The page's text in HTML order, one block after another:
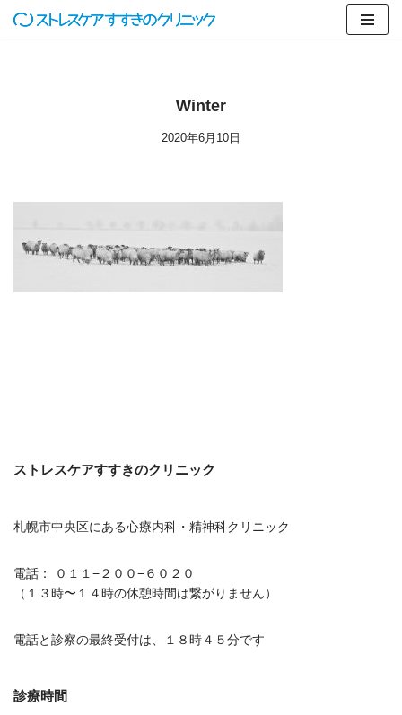
ッ
Winter
2020年6月10日
ストレスケアすすきのクリニック
札幌市中央区にある心療内科・精神科クリニック
電話： ０１１−２００−６０２０
（１３時〜１４時の休憩時間は繋がりません）
電話と診察の最終受付は、１８時４５分です
診療時間